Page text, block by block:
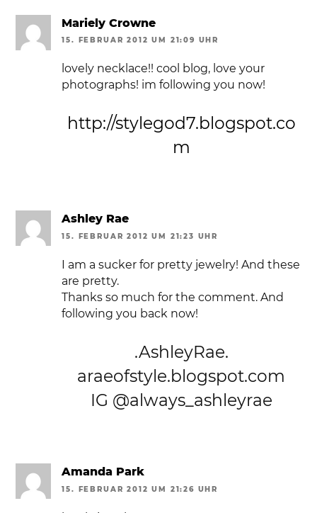
Mariely Crowne
15. FEBRUAR 2012 UM 21:09 UHR
lovely necklace!! cool blog, love your
photographs! im following you now!
http://stylegod7.blogspot.co
m
Ashley Rae
15. FEBRUAR 2012 UM 21:23 UHR
I am a sucker for pretty jewelry! And these
are pretty.
Thanks so much for the comment. And
following you back now!
.AshleyRae.
araeofstyle.blogspot.com
IG @always_ashleyrae
Amanda Park
15. FEBRUAR 2012 UM 21:26 UHR